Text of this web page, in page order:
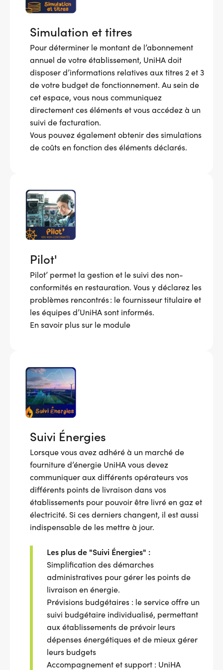
Simulation et titres
Pour déterminer le montant de l’abonnement
annuel de votre établissement, UniHA doit
disposer d’informations relatives aux titres 2 et 3
de votre budget de fonctionnement. Au sein de
cet espace, vous nous communiquez
directement ces éléments et vous accédez à un
suivi de facturation.
Vous pouvez également obtenir des simulations
de coûts en fonction des éléments déclarés.
Pilot'
Pilot’ permet la gestion et le suivi des non-
conformités en restauration. Vous y déclarez les
problèmes rencontrés : le fournisseur titulaire et
les équipes d’UniHA sont informés.
En savoir plus sur le module
Suivi Énergies
Lorsque vous avez adhéré à un marché de
fourniture d’énergie UniHA vous devez
communiquer aux différents opérateurs vos
différents points de livraison dans vos
établissements pour pouvoir être livré en gaz et
électricité. Si ces derniers changent, il est aussi
indispensable de les mettre à jour.
Les plus de "Suivi Énergies" :
Simplification des démarches
administratives pour gérer les points de
livraison en énergie.
Prévisions budgétaires : le service offre un
suivi budgétaire individualisé, permettant
aux établissements de prévoir leurs
dépenses énergétiques et de mieux gérer
leurs budgets
Accompagnement et support : UniHA